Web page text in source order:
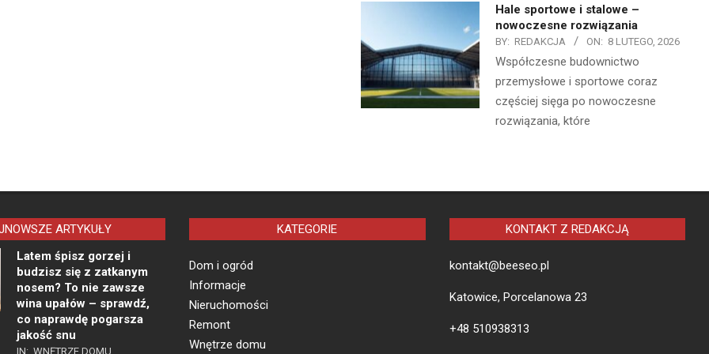
Hale sportowe i stalowe –
nowoczesne rozwiązania
BY: REDAKCJA ON: 8 LUTEGO, 2026
Współczesne budownictwo
przemysłowe i sportowe coraz
częściej sięga po nowoczesne
rozwiązania, które
ARTYKUŁY
Latem śpisz gorzej i
budzisz się z zatkanym
nosem? To nie zawsze
wina upałów – sprawdź,
co naprawdę pogarsza
jakość snu
IN: WNĘTRZE DOMU
KATEGORIE
Dom i ogród
Informacje
Nieruchomości
Remont
Wnętrze domu
KONTAKT Z REDAKCJĄ
kontakt@beeseo.pl
Katowice, Porcelanowa 23
+48 510938313